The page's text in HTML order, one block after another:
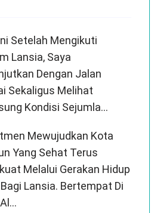
Setelah Mengikuti
Lansia, Saya
Dengan Jalan
Sekaligus Melihat
Kondisi Sejumla...
Mewujudkan Kota
Yang Sehat Terus
Melalui Gerakan Hidup
Lansia. Bertempat Di